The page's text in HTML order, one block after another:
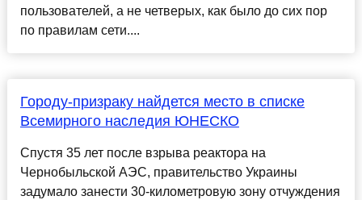
пользователей, а не четверых, как было до сих пор
по правилам сети....
Городу-призраку найдется место в списке
Всемирного наследия ЮНЕСКО
Спустя 35 лет после взрыва реактора на
Чернобыльской АЭС, правительство Украины
задумало занести 30-километровую зону отчуждения